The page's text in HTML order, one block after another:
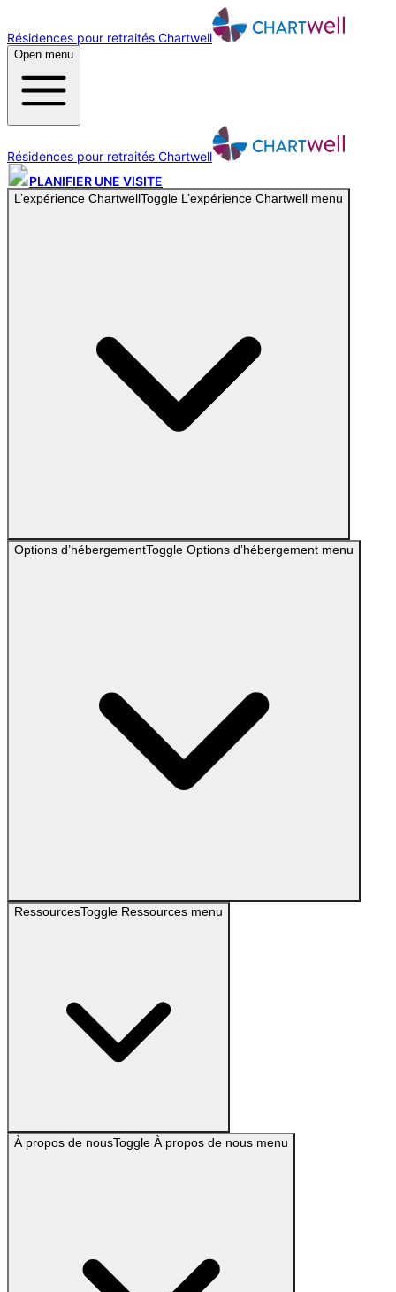
Résidences pour retraités Chartwell
Open menu
Résidences pour retraités Chartwell
PLANIFIER UNE VISITE
L’expérience ChartwellToggle L’expérience Chartwell menu
Options d’hébergementToggle Options d’hébergement menu
RessourcesToggle Ressources menu
À propos de nousToggle À propos de nous menu